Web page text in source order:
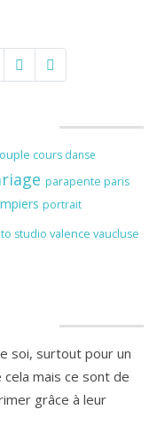
cours danse
parapente paris
portrait
studio valence vaucluse
soi, surtout pour un
mais ce sont de
grâce à leur